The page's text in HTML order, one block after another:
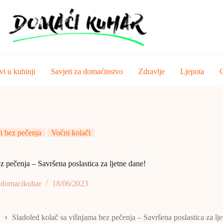
u kuhinji Savjeti za domaćinstvo Zdravlje Ljepota
bez pečenja Voćni kolači
pečenja – Savršena poslastica za ljetne dane!
domacikuhar 18/06/2023
Sladoled kolač sa višnjama bez pečenja – Savršena poslastica za